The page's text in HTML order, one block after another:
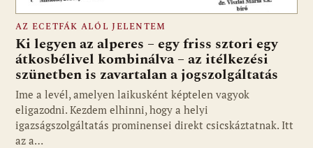
AZ ECETFÁK ALÓL JELENTEM
Ki legyen az alperes – egy friss sztori egy
átkosbélivel kombinálva – az itélkezési
szünetben is zavartalan a jogszolgáltatás
Ime a levél, amelyen laikusként képtelen vagyok
eligazodni. Kezdem elhinni, hogy a helyi
igazságszolgáltatás prominensei direkt csicskáztatnak. Itt
az a…